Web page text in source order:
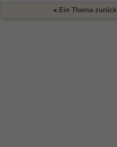
« Ein Thema zurück